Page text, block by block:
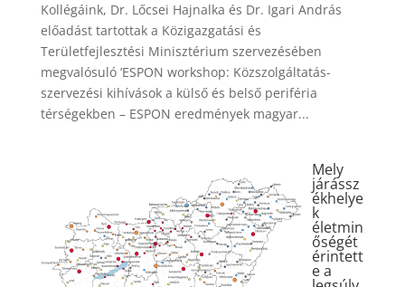
Kollégáink, Dr. Lőcsei Hajnalka és Dr. Igari András
előadást tartottak a Közigazgatási és
Területfejlesztési Minisztérium szervezésében
megvalósuló ’ESPON workshop: Közszolgáltatás-
szervezési kihívások a külső és belső periféria
térségekben – ESPON eredmények magyar...
Mely
járássz
ékhelye
k
életmin
őségét
érintett
e a